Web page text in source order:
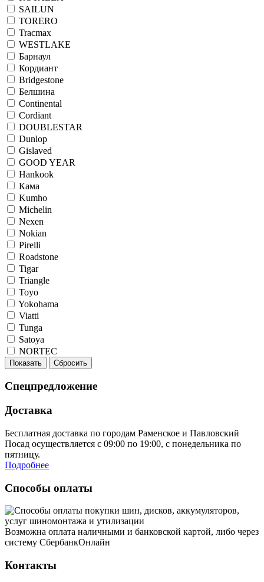
SAILUN
TORERO
Tracmax
WESTLAKE
Барнаул
Кордиант
Bridgestone
Белшина
Continental
Cordiant
DOUBLESTAR
Dunlop
Gislaved
GOOD YEAR
Hankook
Кама
Kumho
Michelin
Nexen
Nokian
Pirelli
Roadstone
Tigar
Triangle
Toyo
Yokohama
Viatti
Tunga
Satoya
NORTEC
Показать Сбросить
Спецпредложение
Доставка
Бесплатная доставка по городам Раменское и Павловский
Посад осуществляется с 09:00 по 19:00, с понедельника по
пятницу.
Подробнее
Способы оплаты
Возможна оплата наличными и банковской картой, либо через
систему СбербанкОнлайн
Контакты